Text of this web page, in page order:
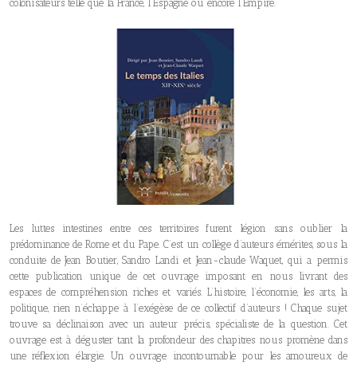
colonisateurs telle que la France, l’Espagne ou encore l’Empire.
Les luttes intestines entre ces territoires furent légion sans oublier la
prédominance de Rome et du Pape. C’est un collège d’auteurs émérites, sous la
conduite de Jean Boutier, Sandro Landi et Jean-claude Waquet, qui a permis
cette publication unique de cet ouvrage imposant en nous livrant des
espaces de compréhension riches et variés. L’histoire, l’économie, les arts, la
politique, rien n’échappe à l’exégèse de ce collectif d’auteurs ! Chaque sujet
trouve sa déclinaison avec un auteur précis, spécialiste de la question. Cet
ouvrage est à déguster tant la profondeur des chapitres nous promène dans
une réflexion élargie. Un ouvrage incontournable pour les amoureux de